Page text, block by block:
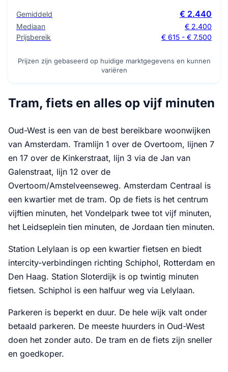
Gemiddeld € 2.440
Mediaan
€ 2.400
Prijsbereik
€ 615 - € 7.500
Prijzen zijn gebaseerd op huidige marktgegevens en kunnen
variëren
Tram, fiets en alles op vijf minuten
Oud-West is een van de best bereikbare woonwijken
van Amsterdam. Tramlijn 1 over de Overtoom, lijnen 7
en 17 over de Kinkerstraat, lijn 3 via de Jan van
Galenstraat, lijn 12 over de
Overtoom/Amstelveenseweg. Amsterdam Centraal is
een kwartier met de tram. Op de fiets is het centrum
vijftien minuten, het Vondelpark twee tot vijf minuten,
het Leidseplein tien minuten, de Jordaan tien minuten.
Station Lelylaan is op een kwartier fietsen en biedt
intercity-verbindingen richting Schiphol, Rotterdam en
Den Haag. Station Sloterdijk is op twintig minuten
fietsen. Schiphol is een halfuur weg via Lelylaan.
Parkeren is beperkt en duur. De hele wijk valt onder
betaald parkeren. De meeste huurders in Oud-West
doen het zonder auto. De tram en de fiets zijn sneller
en goedkoper.